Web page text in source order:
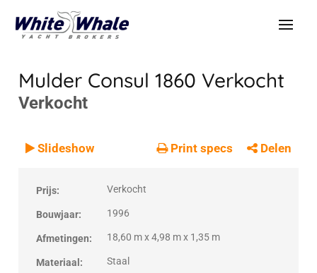
Mulder Consul 1860 Verkocht
Verkocht
VERKOCHT
Verkocht
Slideshow Print specs Delen
Prijs: Verkocht
Bouwjaar: 1996
Afmetingen: 18,60 m x 4,98 m x 1,35 m
Materiaal: Staal